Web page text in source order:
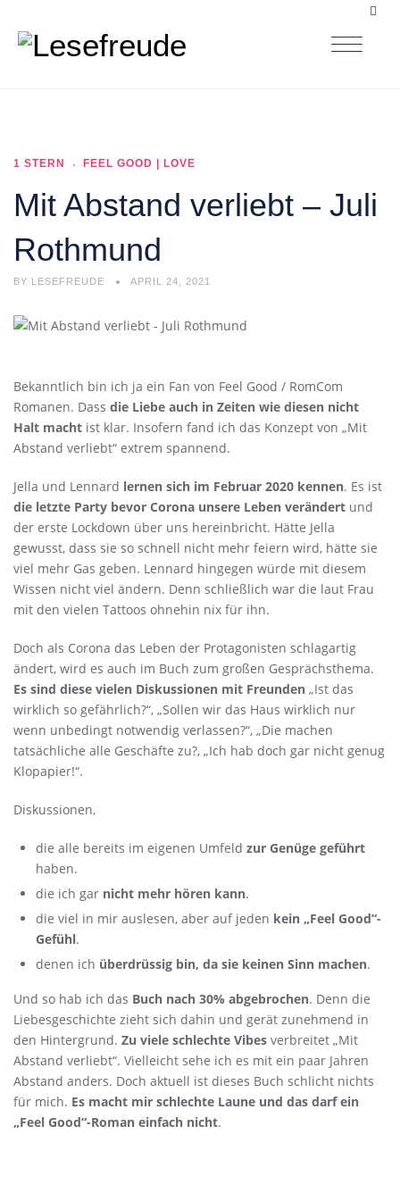
1 STERN FEEL GOOD | LOVE
Mit Abstand verliebt – Juli
Rothmund
BY LESEFREUDE APRIL 24, 2021
Bekanntlich bin ich ja ein Fan von Feel Good / RomCom
Romanen. Dass die Liebe auch in Zeiten wie diesen nicht
Halt macht ist klar. Insofern fand ich das Konzept von „Mit
Abstand verliebt“ extrem spannend.
Jella und Lennard lernen sich im Februar 2020 kennen. Es ist
die letzte Party bevor Corona unsere Leben verändert und
der erste Lockdown über uns hereinbricht. Hätte Jella
gewusst, dass sie so schnell nicht mehr feiern wird, hätte sie
viel mehr Gas geben. Lennard hingegen würde mit diesem
Wissen nicht viel ändern. Denn schließlich war die laut Frau
mit den vielen Tattoos ohnehin nix für ihn.
Doch als Corona das Leben der Protagonisten schlagartig
ändert, wird es auch im Buch zum großen Gesprächsthema.
Es sind diese vielen Diskussionen mit Freunden „Ist das
wirklich so gefährlich?“, „Sollen wir das Haus wirklich nur
wenn unbedingt notwendig verlassen?“, „Die machen
tatsächliche alle Geschäfte zu?, „Ich hab doch gar nicht genug
Klopapier!“.
Diskussionen,
die alle bereits im eigenen Umfeld zur Genüge geführt
haben.
die ich gar nicht mehr hören kann.
die viel in mir auslesen, aber auf jeden kein „Feel Good“-
Gefühl.
denen ich überdrüssig bin, da sie keinen Sinn machen.
Und so hab ich das Buch nach 30% abgebrochen. Denn die
Liebesgeschichte zieht sich dahin und gerät zunehmend in
den Hintergrund. Zu viele schlechte Vibes verbreitet „Mit
Abstand verliebt“. Vielleicht sehe ich es mit ein paar Jahren
Abstand anders. Doch aktuell ist dieses Buch schlicht nichts
für mich. Es macht mir schlechte Laune und das darf ein
„Feel Good“-Roman einfach nicht.